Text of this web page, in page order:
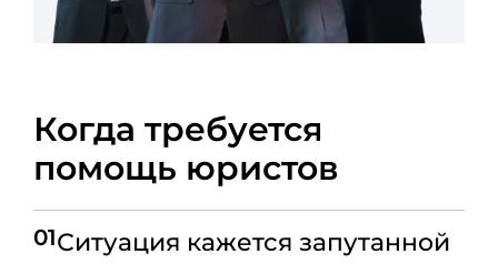
Когда требуется
помощь юристов
01Ситуация кажется запутанной